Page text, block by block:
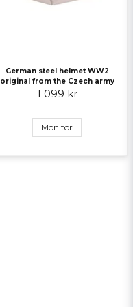
German steel helmet WW2
original from the Czech army
1 099 kr
Monitor